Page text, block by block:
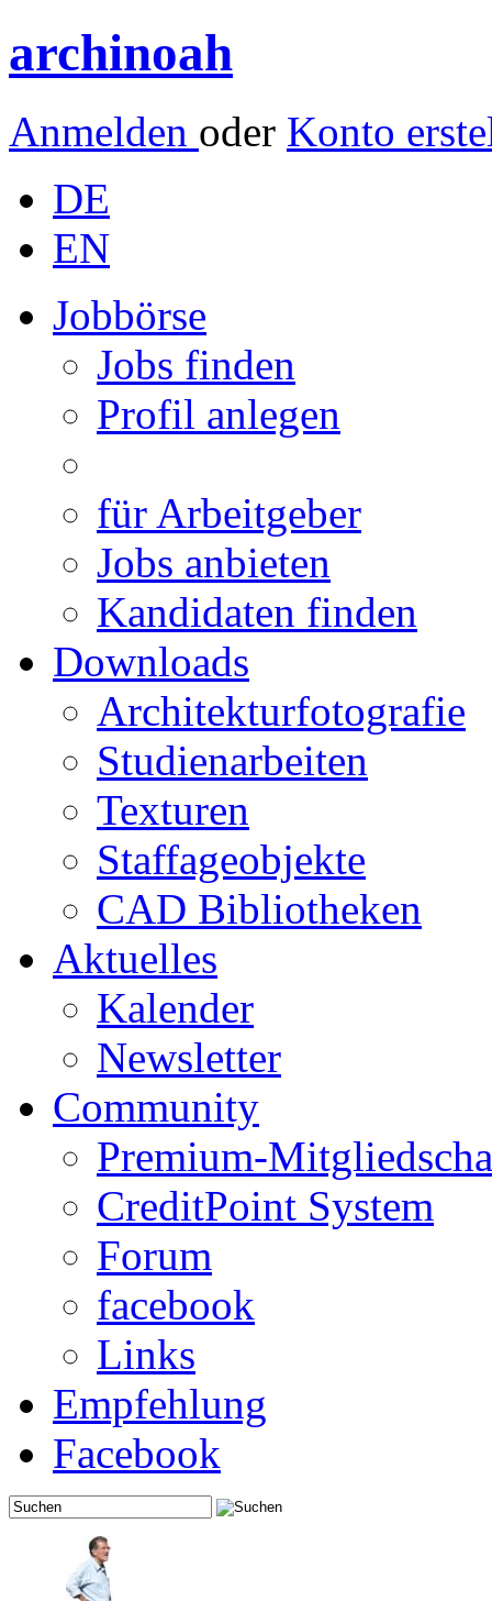
archinoah
Anmelden oder Konto
DE
EN
Jobbörse
Jobs finden
Profil anlegen
für Arbeitgeber
Jobs anbieten
Kandidaten finden
Downloads
Architekturfotografie
Studienarbeiten
Texturen
Staffageobjekte
CAD Bibliotheken
Aktuelles
Kalender
Newsletter
Community
Premium-
CreditPoint System
Forum
facebook
Links
Empfehlung
Facebook